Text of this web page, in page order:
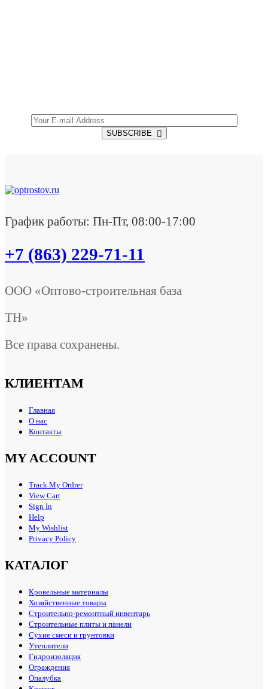
SUBSCRIBE
График работы: Пн-Пт, 08:00-17:00
+7 (863) 229-71-11
ООО «Оптово-строительная база
ТН»
Все права сохранены.
КЛИЕНТАМ
Главная
О нас
Контакты
MY ACCOUNT
Track My Ordrer
View Cart
Sign In
Help
My Wishlist
Privacy Policy
КАТАЛОГ
Кровельные материалы
Хозяйственные товары
Строительно-ремонтный инвентарь
Строительные плиты и панели
Сухие смеси и грунтовки
Утеплители
Гидроизоляция
Ограждения
Опалубка